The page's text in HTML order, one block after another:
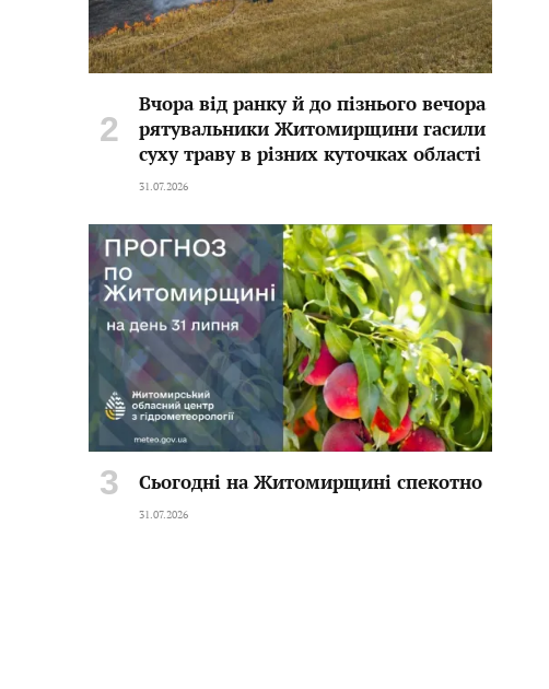
Вчора від ранку й до пізнього вечора
рятувальники Житомирщини гасили
суху траву в різних куточках області
31.07.2026
Сьогодні на Житомирщині спекотно
31.07.2026